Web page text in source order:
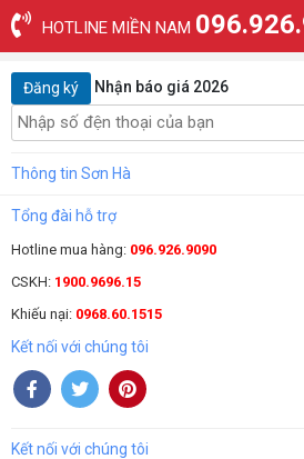
HOTLINE MIỀN NAM
Đăng ký Nhận báo giá 2026
Thông tin Sơn Hà
Tổng đài hỗ trợ
Hotline mua hàng: 096.926.9090
CSKH: 1900.9696.15
Khiếu nại: 0968.60.1515
Kết nối với chúng tôi
Kết nối với chúng tôi